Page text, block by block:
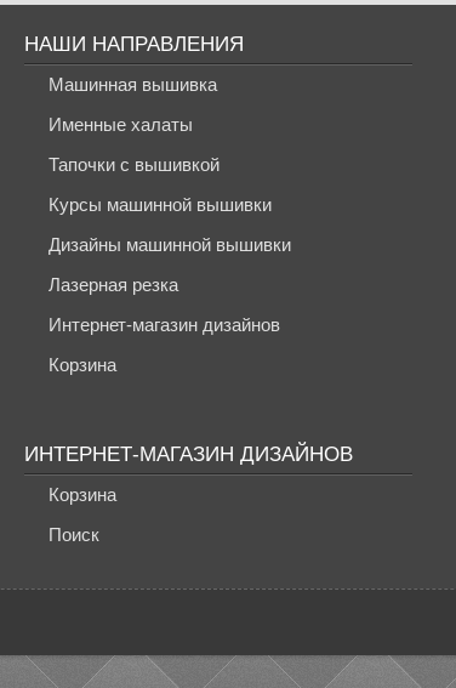
НАШИ НАПРАВЛЕНИЯ
Машинная вышивка
Именные халаты
Тапочки с вышивкой
Курсы машинной вышивки
Дизайны машинной вышивки
Лазерная резка
Интернет-магазин дизайнов
Корзина
ИНТЕРНЕТ-МАГАЗИН ДИЗАЙНОВ
Корзина
Поиск